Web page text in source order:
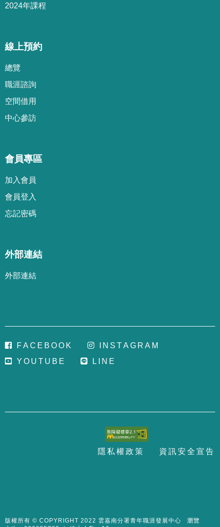
2024年課程
線上預約
總覽
職涯諮詢
空間借用
中心參訪
會員專區
加 入會 員
會 員登 入
忘記密碼
外部連結
外部連結
FA C E B OO K N S TA G R A M
Y O U T U B E L N E
隱 私 權政 策 資 訊安全 宣 告
版權所有 © COPYRIGHT 2022 雲嘉南分署青年職涯發展中心 瀏覽